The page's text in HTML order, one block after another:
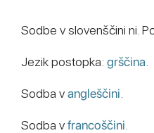
Sodbe v slovenščini ni.
Jezik postopka: grščina
Sodba vangleščini
Sodba vfrancoščini